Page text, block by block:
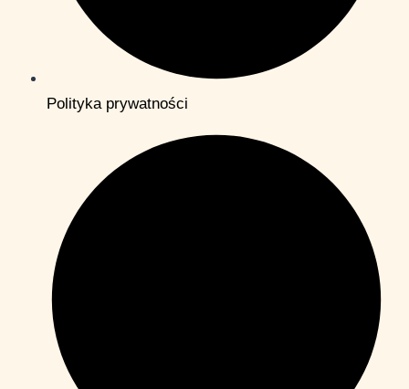
Polityka prywatności